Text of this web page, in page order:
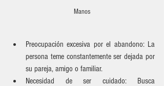
Manos
Preocupación excesiva por el abandono: La
persona teme constantemente ser dejada por
su pareja, amigo o familiar.
Necesidad de ser cuidado: Busca